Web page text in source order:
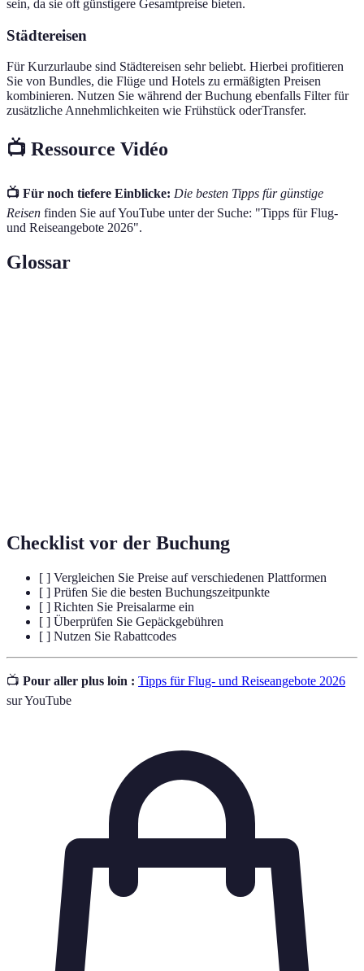
sein, da sie oft günstigere Gesamtpreise bieten.
Städtereisen
Für Kurzurlaube sind Städtereisen sehr beliebt. Hierbei profitieren
Sie von Bundles, die Flüge und Hotels zu ermäßigten Preisen
kombinieren. Nutzen Sie während der Buchung ebenfalls Filter für
zusätzliche Annehmlichkeiten wie Frühstück oderTransfer.
📺 Ressource Vidéo
📺 Für noch tiefere Einblicke: Die besten Tipps für günstige
Reisen finden Sie auf YouTube unter der Suche: "Tipps für Flug-
und Reiseangebote 2026".
Glossar
Checklist vor der Buchung
[ ] Vergleichen Sie Preise auf verschiedenen Plattformen
[ ] Prüfen Sie die besten Buchungszeitpunkte
[ ] Richten Sie Preisalarme ein
[ ] Überprüfen Sie Gepäckgebühren
[ ] Nutzen Sie Rabattcodes
📺 Pour aller plus loin : Tipps für Flug- und Reiseangebote 2026
sur YouTube